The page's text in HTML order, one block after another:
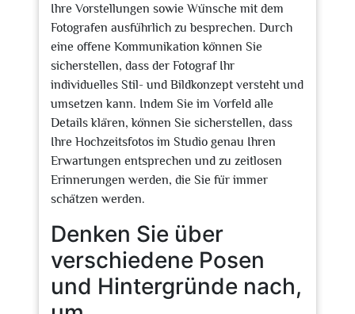
Ihre Vorstellungen sowie Wünsche mit dem
Fotografen ausführlich zu besprechen. Durch
eine offene Kommunikation können Sie
sicherstellen, dass der Fotograf Ihr
individuelles Stil- und Bildkonzept versteht und
umsetzen kann. Indem Sie im Vorfeld alle
Details klären, können Sie sicherstellen, dass
Ihre Hochzeitsfotos im Studio genau Ihren
Erwartungen entsprechen und zu zeitlosen
Erinnerungen werden, die Sie für immer
schätzen werden.
Denken Sie über
verschiedene Posen
und Hintergründe nach,